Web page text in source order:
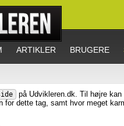
ARTIKLER BRUGERE
på Udvikleren.dk. Til højre kan
for dette tag, samt hvor meget